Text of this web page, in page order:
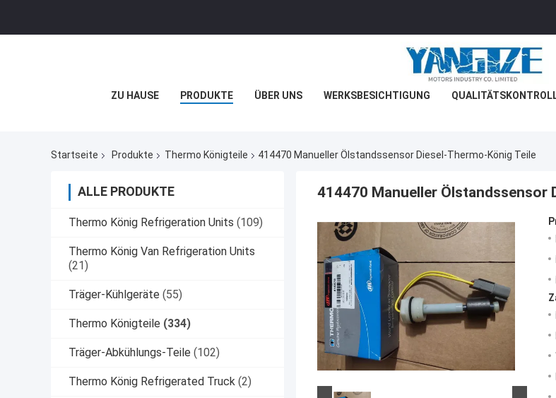
ZU HAUSE PRODUKTE ÜBER UNS WERKSBESICHTIGUNG
Startseite Produkte Thermo Königteile 414470 Manueller Ölstandssensor Diesel-Thermo-König Teile
ALLE PRODUKTE
Thermo König Refrigeration Units (109)
Thermo König Van Refrigeration Units
(21)
Träger-Kühlgeräte (55)
Thermo Königteile (334)
Träger-Abkühlungs-Teile (102)
Thermo König Refrigerated Truck (2)
414470 Manueller Ölstandssensor